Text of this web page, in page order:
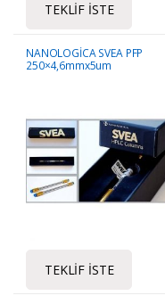
TEKLIF İSTE
NANOLOGİCA SVEA PFP
250×4,6mmx5um
TEKLIF İSTE